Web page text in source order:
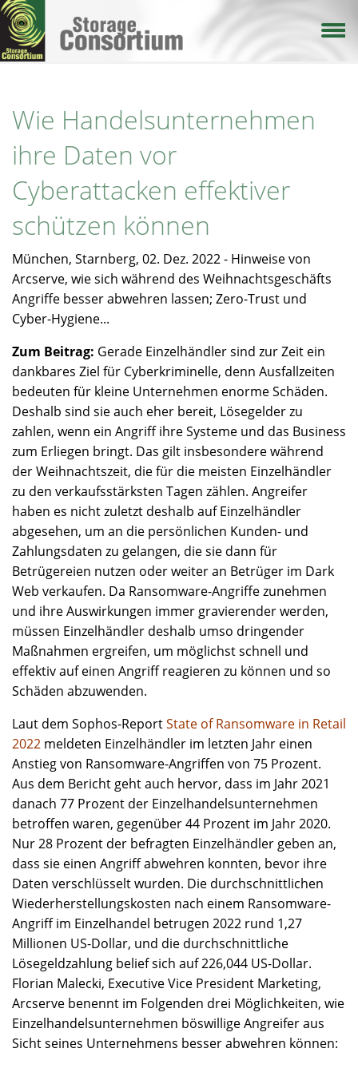
Direkt
zum
Inhalt
Wie Handelsunternehmen
ihre Daten vor
Cyberattacken effektiver
schützen können
München, Starnberg, 02. Dez. 2022 - Hinweise von
Arcserve, wie sich während des Weihnachtsgeschäfts
Angriffe besser abwehren lassen; Zero-Trust und
Cyber-Hygiene...
Zum Beitrag: Gerade Einzelhändler sind zur Zeit ein
dankbares Ziel für Cyberkriminelle, denn Ausfallzeiten
bedeuten für kleine Unternehmen enorme Schäden.
Deshalb sind sie auch eher bereit, Lösegelder zu
zahlen, wenn ein Angriff ihre Systeme und das Business
zum Erliegen bringt. Das gilt insbesondere während
der Weihnachtszeit, die für die meisten Einzelhändler
zu den verkaufsstärksten Tagen zählen. Angreifer
haben es nicht zuletzt deshalb auf Einzelhändler
abgesehen, um an die persönlichen Kunden- und
Zahlungsdaten zu gelangen, die sie dann für
Betrügereien nutzen oder weiter an Betrüger im Dark
Web verkaufen. Da Ransomware-Angriffe zunehmen
und ihre Auswirkungen immer gravierender werden,
müssen Einzelhändler deshalb umso dringender
Maßnahmen ergreifen, um möglichst schnell und
effektiv auf einen Angriff reagieren zu können und so
Schäden abzuwenden.
Laut dem Sophos-ReportState of Ransomware in Retail
2022 meldeten Einzelhändler im letzten Jahr einen
Anstieg von Ransomware-Angriffen von 75 Prozent.
Aus dem Bericht geht auch hervor, dass im Jahr 2021
danach 77 Prozent der Einzelhandelsunternehmen
betroffen waren, gegenüber 44 Prozent im Jahr 2020.
Nur 28 Prozent der befragten Einzelhändler geben an,
dass sie einen Angriff abwehren konnten, bevor ihre
Daten verschlüsselt wurden. Die durchschnittlichen
Wiederherstellungskosten nach einem Ransomware-
Angriff im Einzelhandel betrugen 2022 rund 1,27
Millionen US-Dollar, und die durchschnittliche
Lösegeldzahlung belief sich auf 226,044 US-Dollar.
Florian Malecki, Executive Vice President Marketing,
Arcserve benennt im Folgenden drei Möglichkeiten, wie
Einzelhandelsunternehmen böswillige Angreifer aus
Sicht seines Unternehmens besser abwehren können: